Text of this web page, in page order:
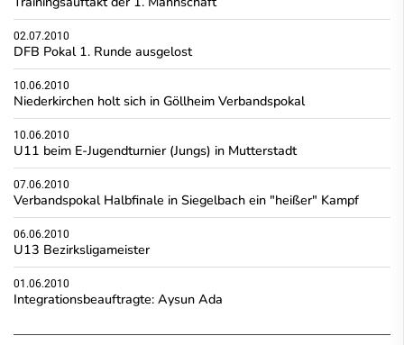
02.07.2010
DFB Pokal 1. Runde ausgelost
10.06.2010
Niederkirchen holt sich in Göllheim Verbandspokal
10.06.2010
U11 beim E-Jugendturnier (Jungs) in Mutterstadt
07.06.2010
Verbandspokal Halbfinale in Siegelbach ein "heißer" Kampf
06.06.2010
U13 Bezirksligameister
01.06.2010
Integrationsbeauftragte: Aysun Ada